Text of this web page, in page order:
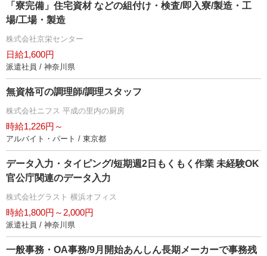
「寮完備」住宅資材 などの組付け・検査/即入寮/製造・工
場/工場・製造
株式会社京栄センター
日給1,600円
派遣社員 / 神奈川県
無資格可の調理師/調理スタッフ
株式会社ニフス 平成の里内の厨房
時給1,226円～
アルバイト・パート / 東京都
データ入力・タイピング/短期週2日もくもく作業 未経験OK
官公庁関連のデータ入力
株式会社グラスト 横浜オフィス
時給1,800円～2,000円
派遣社員 / 神奈川県
一般事務・OA事務/9月開始あんしん長期メーカーで事務残